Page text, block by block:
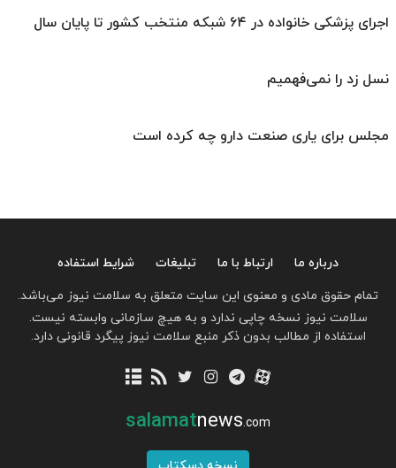
اجرای پزشکی خانواده در ۶۴ شبکه منتخب کشور تا پایان سال
نسل زد را نمی‌فهمیم
مجلس برای یاری صنعت دارو چه کرده است
درباره ما ارتباط با ما تبلیغات
شرایط استفاده
تمام حقوق مادی و معنوی این سایت متعلق به سلامت نیوز می‌باشد.
سلامت نیوز نسخه چاپی ندارد و به هیچ سازمانی وابسته نیست.
استفاده از مطالب بدون ذکر منبع سلامت نیوز پیگرد قانونی دارد.
salamatnews.com